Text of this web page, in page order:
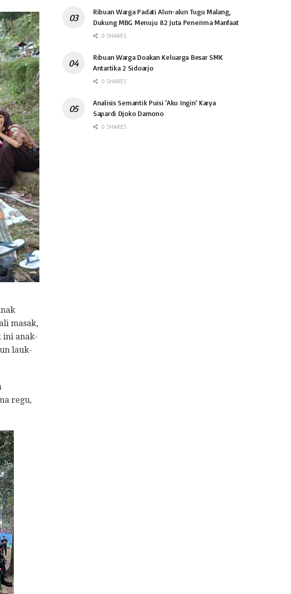
masak,
ini anak-
lauk-
regu,
Ribuan Warga Padati Alun-alun Tugu Malang,
Dukung MBG Menuju 82 Juta Penerima Manfaat
0 SHARES
Ribuan Warga Doakan Keluarga Besar SMK
Antartika 2 Sidoarjo
0 SHARES
Analisis Semantik Puisi ‘Aku Ingin’ Karya
Sapardi Djoko Damono
0 SHARES